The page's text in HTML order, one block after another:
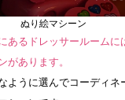
ぬり絵マシーン
あるドレッサールームに
があります。
ように選んでコーディネ